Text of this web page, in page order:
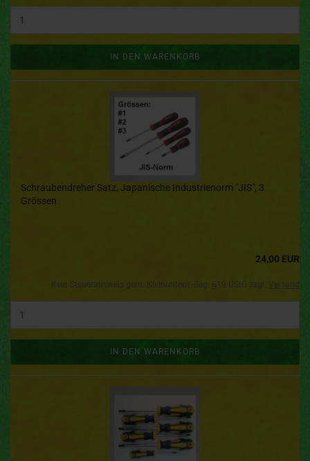
IN DEN WARENKORB
Schraubendreher Satz, Japanische Industrienorm "JIS", 3
Grössen
24,00 EUR
IN DEN WARENKORB